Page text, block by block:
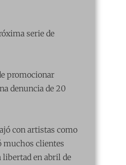
serie de
promocionar
denuncia de 20
con artistas como
muchos clientes
en abril de